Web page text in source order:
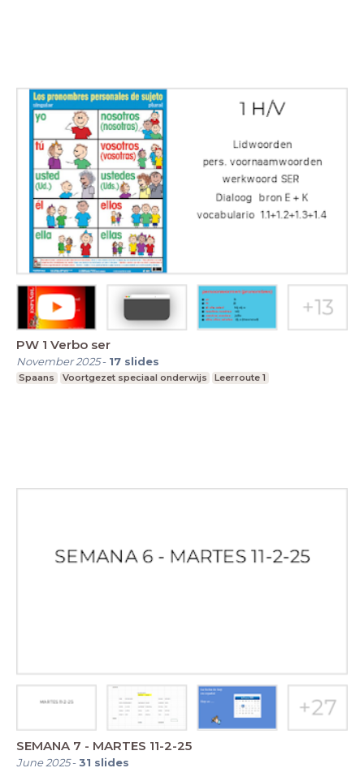
PW 1 Verbo ser
November 2025- 17 slides
Spaans Voortgezet speciaal onderwijs Leerroute 1
SEMANA 7 - MARTES 11-2-25
June 2025-31 slides